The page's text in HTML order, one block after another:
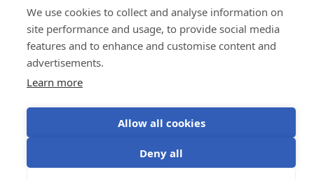
We use cookies to collect and analyse information on
site performance and usage, to provide social media
features and to enhance and customise content and
advertisements.
Learn more
Allow all cookies
Deny all